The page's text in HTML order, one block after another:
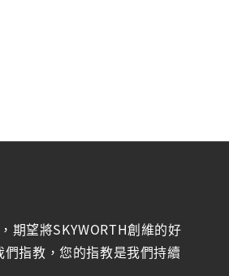
期望將SKYWORTH創維的好
指教，您的指教是我們持續